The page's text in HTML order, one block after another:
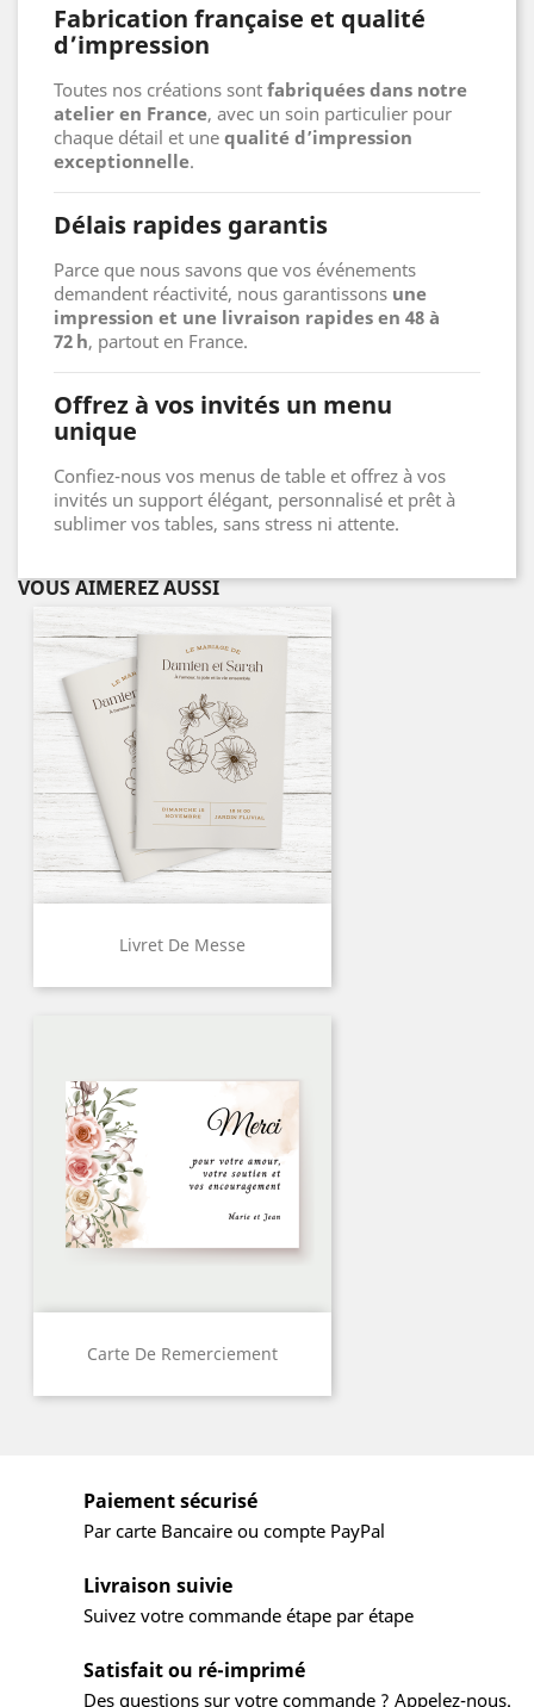
Fabrication française et qualité
d’impression
Toutes nos créations sont fabriquées dans notre
atelier en France, avec un soin particulier pour
chaque détail et une qualité d’impression
exceptionnelle.
Délais rapides garantis
Parce que nous savons que vos événements
demandent réactivité, nous garantissons une
impression et une livraison rapides en 48 à
72 h, partout en France.
Offrez à vos invités un menu
unique
Confiez-nous vos menus de table et offrez à vos
invités un support élégant, personnalisé et prêt à
sublimer vos tables, sans stress ni attente.
VOUS AIMEREZ AUSSI
Livret De Messe
Carte De Remerciement
Paiement sécurisé
Par carte Bancaire ou compte PayPal
Livraison suivie
Suivez votre commande étape par étape
Satisfait ou ré-imprimé
Des questions sur votre commande ? Appelez-nous.